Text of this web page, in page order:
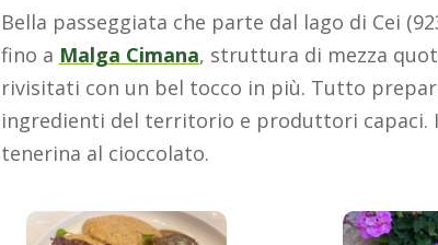
Bella passeggiata che parte dal lago di Cei
fino a Malga Cimana, struttura di mezza
rivisitati con un bel tocco in più. Tutto
ingredienti del territorio e produttori
tenerina al cioccolato.